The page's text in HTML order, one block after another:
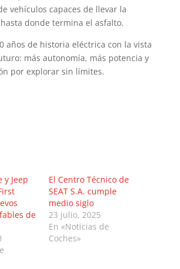
vehículos capaces de llevar la
donde termina el asfalto.
años de historia eléctrica con la vista
más autonomía, más potencia y
por explorar sin límites.
y Jeep
de
El Centro Técnico de
SEAT S.A. cumple
medio siglo
23 julio, 2025
En «Noticias de
Coches»